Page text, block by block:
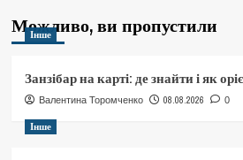
Можливо, ви пропустили
Інше
Занзібар на карті: де знайти і як
Валентина Торомченко 08.08.2026 0
Інше